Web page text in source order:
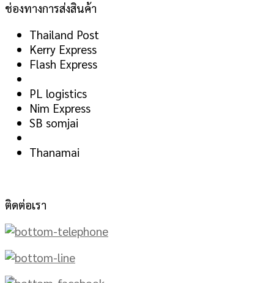
ช่องทางการส่งสินค้า
Thailand Post
Kerry Express
Flash Express
PL logistics
Nim Express
SB somjai
Thanamai
ติดต่อเรา